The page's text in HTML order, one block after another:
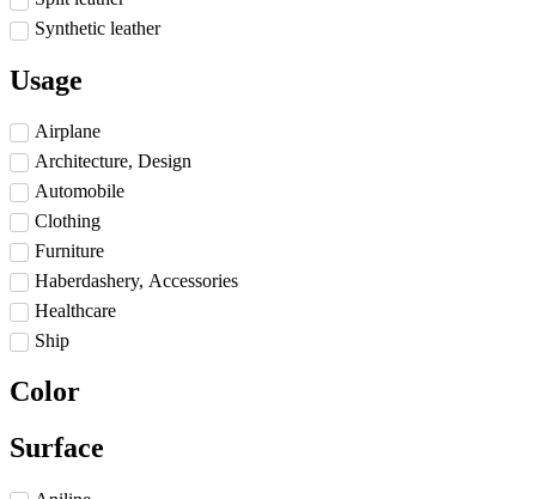
Synthetic leather
Usage
Airplane
Architecture, Design
Automobile
Clothing
Furniture
Haberdashery, Accessories
Healthcare
Ship
Color
Surface